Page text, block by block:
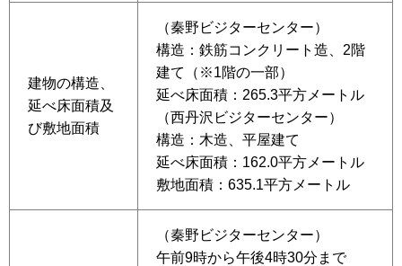
建物の構造、
延べ床面積及
び敷地面積
（秦野ビジターセンター）
構造：鉄筋コンクリート造、2階
建て（※1階の一部）
延べ床面積：265.3平方メートル
（西丹沢ビジターセンター）
構造：木造、平屋建て
延べ床面積：162.0平方メートル
敷地面積：635.1平方メートル
（秦野ビジターセンター）
午前9時から午後4時30分まで